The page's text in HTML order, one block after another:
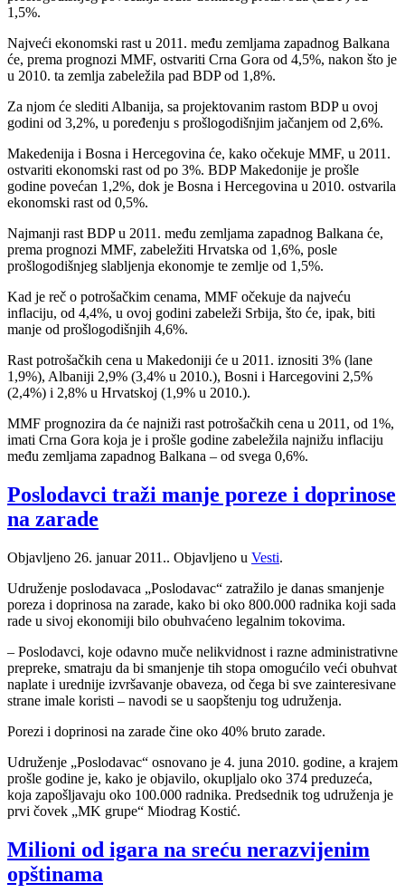
1,5%.
Najveći ekonomski rast u 2011. među zemljama zapadnog Balkana
će, prema prognozi MMF, ostvariti Crna Gora od 4,5%, nakon što je
u 2010. ta zemlja zabeležila pad BDP od 1,8%.
Za njom će slediti Albanija, sa projektovanim rastom BDP u ovoj
godini od 3,2%, u poređenju s prošlogodišnjim jačanjem od 2,6%.
Makedenija i Bosna i Hercegovina će, kako očekuje MMF, u 2011.
ostvariti ekonomski rast od po 3%. BDP Makedonije je prošle
godine povećan 1,2%, dok je Bosna i Hercegovina u 2010. ostvarila
ekonomski rast od 0,5%.
Najmanji rast BDP u 2011. među zemljama zapadnog Balkana će,
prema prognozi MMF, zabeležiti Hrvatska od 1,6%, posle
prošlogodišnjeg slabljenja ekonomje te zemlje od 1,5%.
Kad je reč o potrošačkim cenama, MMF očekuje da najveću
inflaciju, od 4,4%, u ovoj godini zabeleži Srbija, što će, ipak, biti
manje od prošlogodišnjih 4,6%.
Rast potrošačkih cena u Makedoniji će u 2011. iznositi 3% (lane
1,9%), Albaniji 2,9% (3,4% u 2010.), Bosni i Harcegovini 2,5%
(2,4%) i 2,8% u Hrvatskoj (1,9% u 2010.).
MMF prognozira da će najniži rast potrošačkih cena u 2011, od 1%,
imati Crna Gora koja je i prošle godine zabeležila najnižu inflaciju
među zemljama zapadnog Balkana – od svega 0,6%.
Poslodavci traži manje poreze i doprinose
na zarade
Objavljeno 26. januar 2011.. Objavljeno u Vesti.
Udruženje poslodavaca „Poslodavac“ zatražilo je danas smanjenje
poreza i doprinosa na zarade, kako bi oko 800.000 radnika koji sada
rade u sivoj ekonomiji bilo obuhvaćeno legalnim tokovima.
– Poslodavci, koje odavno muče nelikvidnost i razne administrativne
prepreke, smatraju da bi smanjenje tih stopa omogućilo veći obuhvat
naplate i urednije izvršavanje obaveza, od čega bi sve zainteresivane
strane imale koristi – navodi se u saopštenju tog udruženja.
Porezi i doprinosi na zarade čine oko 40% bruto zarade.
Udruženje „Poslodavac“ osnovano je 4. juna 2010. godine, a krajem
prošle godine je, kako je objavilo, okupljalo oko 374 preduzeća,
koja zapošljavaju oko 100.000 radnika. Predsednik tog udruženja je
prvi čovek „MK grupe“ Miodrag Kostić.
Milioni od igara na sreću nerazvijenim
opštinama